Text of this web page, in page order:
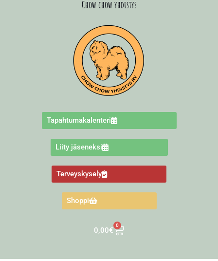
Chow chow yhdistys
Tapahtumakalenteri
Liity jäseneksi
Terveyskysely
Shoppi
0,00€
0